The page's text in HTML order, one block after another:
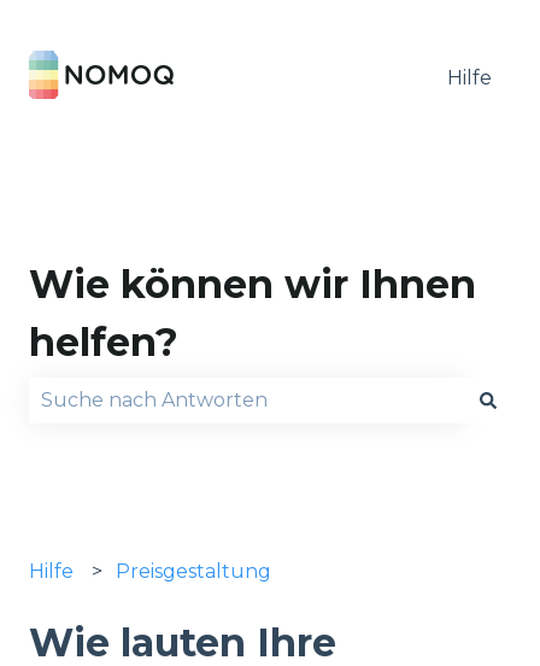
Hilfe
Wie können wir Ihnen
helfen?
Hilfe Preisgestaltung
Wie lauten Ihre